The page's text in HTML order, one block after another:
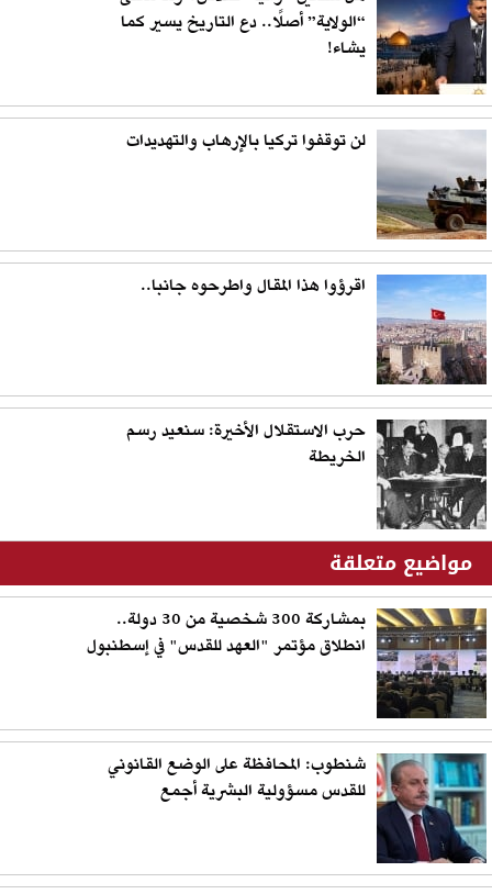
“الولاية” أصلًا.. دع التاريخ يسير كما
يشاء!
لن توقفوا تركيا بالإرهاب والتهديدات
اقرؤوا هذا المقال واطرحوه جانبا..
حرب الاستقلال الأخيرة: سنعيد رسم
الخريطة
مواضيع متعلقة
بمشاركة 300 شخصية من 30 دولة..
انطلاق مؤتمر "العهد للقدس" في إسطنبول
شنطوب: المحافظة على الوضع القانوني
للقدس مسؤولية البشرية أجمع